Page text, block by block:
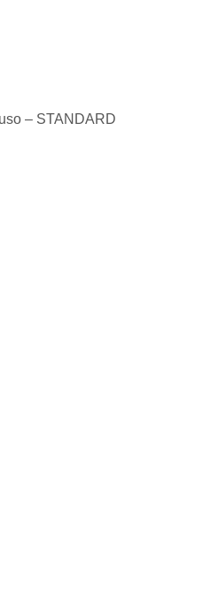
– STANDARD